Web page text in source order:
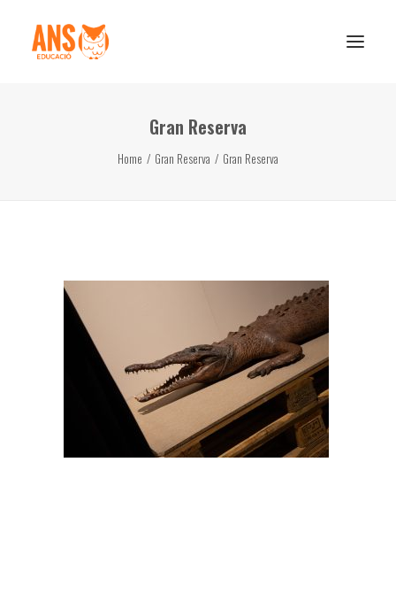
Reserva de rutes i experiències
Sobre Ans
Subscriu-te
Gran Reserva
Home Gran Reserva Gran Reserva